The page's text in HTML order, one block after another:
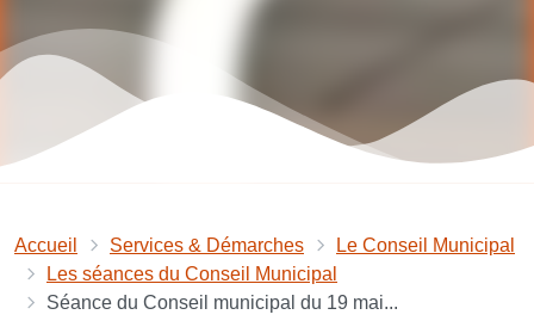
Accueil Services & Démarches
Le Conseil Municipal
Les séances du Conseil Municipal
Séance du Conseil municipal du 19 mai...